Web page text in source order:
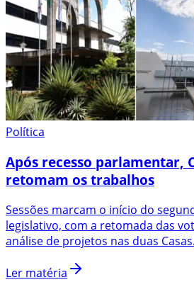
Política
Após recesso parlamentar,
retomam os trabalhos
Sessões marcam o início do
legislativo, com a retomada das
análise de projetos nas duas Casas.
Ler matéria